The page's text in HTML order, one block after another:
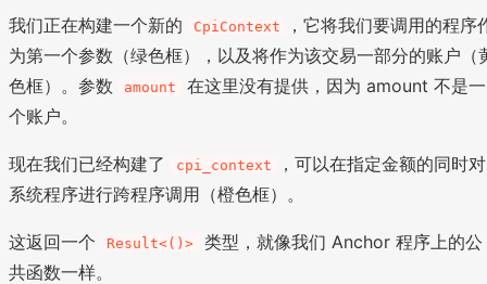
我们正在构建一个新的 CpiContext
，它将我们要调用的程序
为第一个参数（绿色框），以及将作为该交易一部分的账户（
色框）。参数
amount
在这里没有提供，因为 amount 不是一
个账户。
现在我们已经构建了 cpi_context
，可以在指定金额的同时对
系统程序进行跨程序调用（橙色框）。
这返回一个 Result<()>
类型，就像我们 Anchor 程序上的公
共函数一样。